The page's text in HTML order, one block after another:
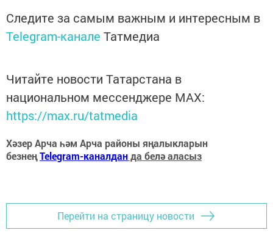
Следите за самым важным и интересным в
Telegram-канале Татмедиа
Читайте новости Татарстана в
национальном мессенджере MАХ:
https://max.ru/tatmedia
Хәзер Арча һәм Арча районы яңалыкларын
безнеңTelegram-каналданда белә аласыз
Перейти на страницу новости